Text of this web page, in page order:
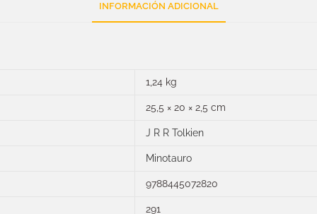
INFORMACIÓN ADICIONAL
1,24 kg
25,5 × 20 × 2,5 cm
J R R Tolkien
Minotauro
9788445072820
291